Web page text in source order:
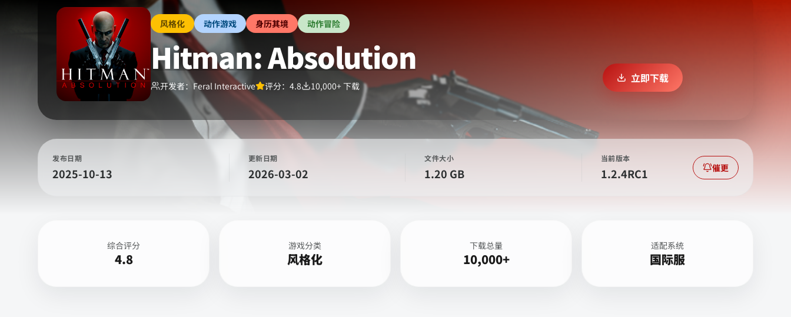
风格化 动作游戏 身历其境 动作冒险
Hitman: Absolution
开发者： Feral Interactive 评分： 4.8 10,000+下载
立即下载
发布日期
2025-10-13
更新日期
2026-03-02
文件大小
1.20 GB
当前版本
1.2.4RC1 催更
综合评分
4.8
游戏分类
风格化
下载总量
10,000+
适配系统
国际服